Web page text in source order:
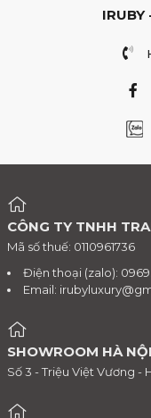
IRUBY
CÔNG TY TNHH
Mã số thuế: 0110961736
Điện thoại (zalo):
Email:
SHOWROOM HÀ NỘI
Số 3 - Triệu Việt Vương -